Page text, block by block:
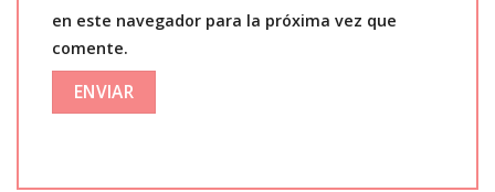
en este navegador para la próxima vez que
comente.